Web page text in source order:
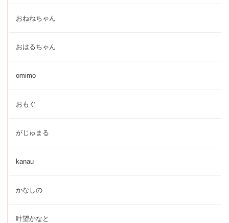
おねねちゃん
おはるちゃん
omimo
おもぐ
がじゅまる
kanau
かなしの
叶望かなと